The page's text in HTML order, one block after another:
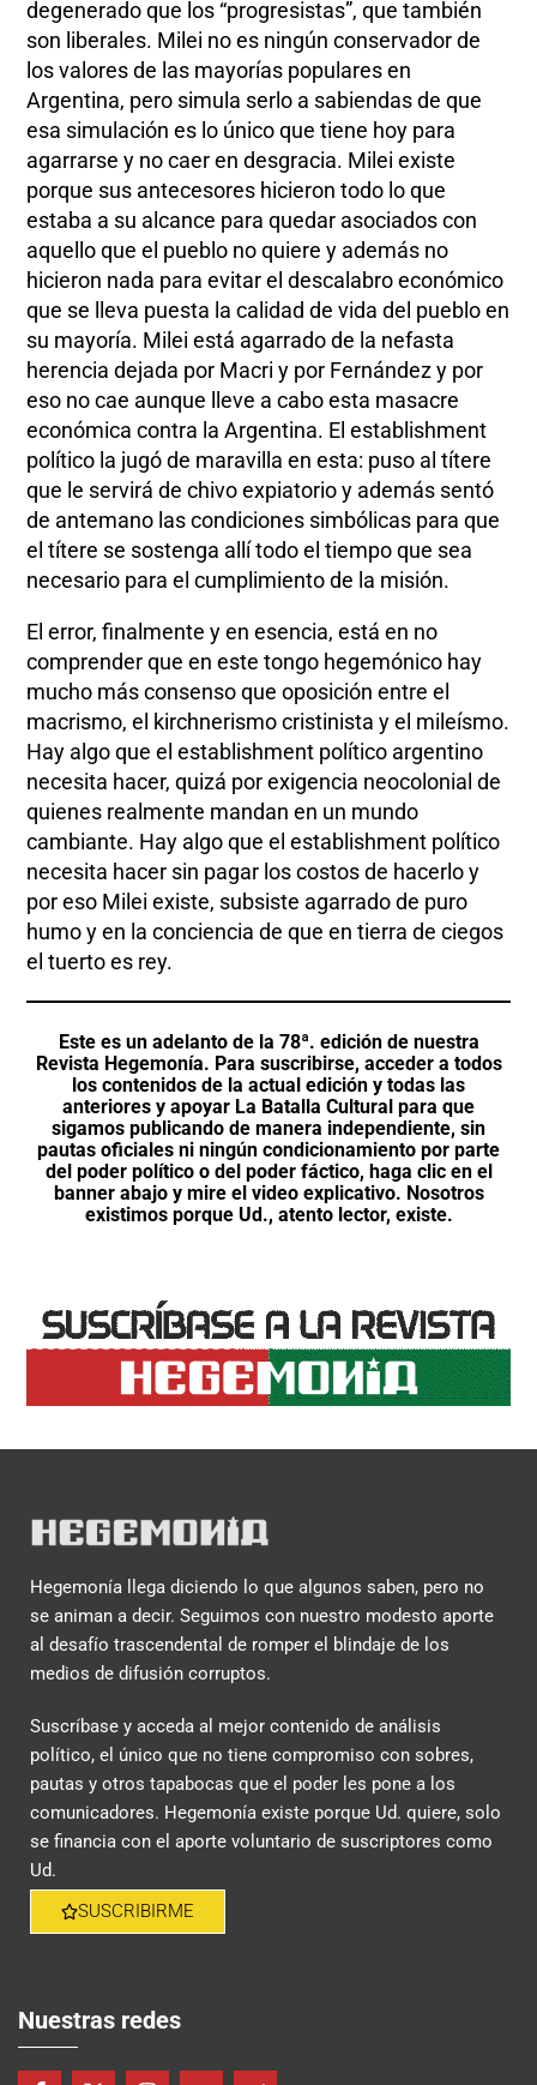
degenerado que los “progresistas”, que también
son liberales. Milei no es ningún conservador de
los valores de las mayorías populares en
Argentina, pero simula serlo a sabiendas de que
esa simulación es lo único que tiene hoy para
agarrarse y no caer en desgracia. Milei existe
porque sus antecesores hicieron todo lo que
estaba a su alcance para quedar asociados con
aquello que el pueblo no quiere y además no
hicieron nada para evitar el descalabro económico
que se lleva puesta la calidad de vida del pueblo en
su mayoría. Milei está agarrado de la nefasta
herencia dejada por Macri y por Fernández y por
eso no cae aunque lleve a cabo esta masacre
económica contra la Argentina. El establishment
político la jugó de maravilla en esta: puso al títere
que le servirá de chivo expiatorio y además sentó
de antemano las condiciones simbólicas para que
el títere se sostenga allí todo el tiempo que sea
necesario para el cumplimiento de la misión.
El error, finalmente y en esencia, está en no
comprender que en este tongo hegemónico hay
mucho más consenso que oposición entre el
macrismo, el kirchnerismo cristinista y el mileísmo.
Hay algo que el establishment político argentino
necesita hacer, quizá por exigencia neocolonial de
quienes realmente mandan en un mundo
cambiante. Hay algo que el establishment político
necesita hacer sin pagar los costos de hacerlo y
por eso Milei existe, subsiste agarrado de puro
humo y en la conciencia de que en tierra de ciegos
el tuerto es rey.
Este es un adelanto de la 78ª. edición de nuestra
Revista Hegemonía. Para suscribirse, acceder a todos
los contenidos de la actual edición y todas las
anteriores y apoyar La Batalla Cultural para que
sigamos publicando de manera independiente, sin
pautas oficiales ni ningún condicionamiento por parte
del poder político o del poder fáctico, haga clic en el
banner abajo y mire el video explicativo. Nosotros
existimos porque Ud., atento lector, existe.
Hegemonía llega diciendo lo que algunos saben, pero no
se animan a decir. Seguimos con nuestro modesto aporte
al desafío trascendental de romper el blindaje de los
medios de difusión corruptos.
Suscríbase y acceda al mejor contenido de análisis
político, el único que no tiene compromiso con sobres,
pautas y otros tapabocas que el poder les pone a los
comunicadores. Hegemonía existe porque Ud. quiere, solo
se financia con el aporte voluntario de suscriptores como
Ud.
SUSCRIBIRME
Nuestras redes